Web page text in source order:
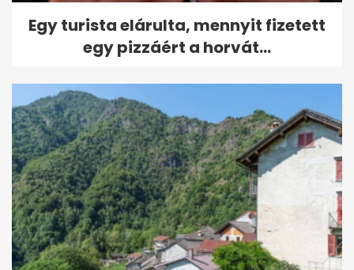
Egy turista elárulta, mennyit fizetett
egy pizzáért a horvát...